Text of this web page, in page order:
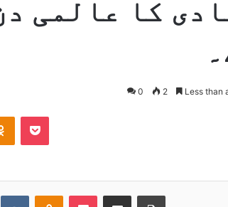
کا عالمی
0 2 Less than